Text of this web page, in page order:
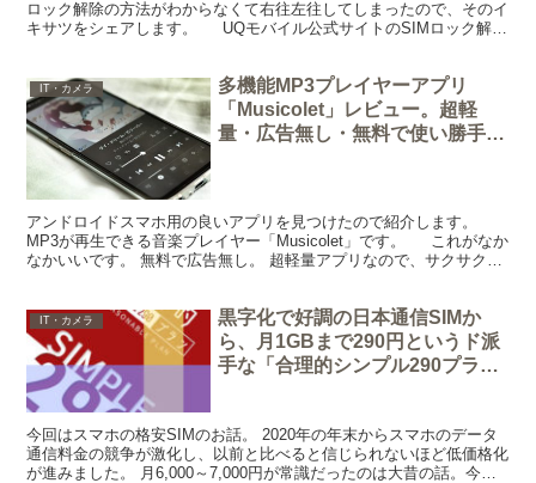
ロック解除の方法がわからなくて右往左往してしまったので、そのイ
キサツをシェアします。 UQモバイル公式サイトのSIMロック解除
IT・カメラ
多機能MP3プレイヤーアプリ
「Musicolet」レビュー。超軽
量・広告無し・無料で使い勝手も
アンドロイドスマホ用の良いアプリを見つけたので紹介します。
MP3が再生できる音楽プレイヤー「Musicolet」です。 これがなか
なかいいです。 無料で広告無し。 超軽量アプリなので、サクサク動
IT・カメラ
黒字化で好調の日本通信SIMか
ら、月1GBまで290円というド派
手な「合理的シンプル290プラ
今回はスマホの格安SIMのお話。 2020年の年末からスマホのデータ
通信料金の競争が激化し、以前と比べると信じられないほど低価格化
が進みました。 月6,000～7,000円が常識だったのは大昔の話。今で